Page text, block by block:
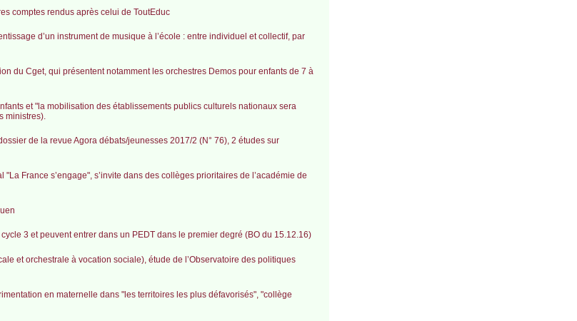
comptes rendus après celui de ToutEduc
d’un instrument de musique à l’école : entre individuel et collectif, par
du Cget, qui présentent notamment les orchestres Demos pour enfants de 7 à
et "la mobilisation des établissements publics culturels nationaux sera
ministres).
de la revue Agora débats/jeunesses 2017/2 (N° 76), 2 études sur
France s’engage", s’invite dans des collèges prioritaires de l’académie de
3 et peuvent entrer dans un PEDT dans le premier degré (BO du 15.12.16)
et orchestrale à vocation sociale), étude de l’Observatoire des politiques
en maternelle dans "les territoires les plus défavorisés", "collège